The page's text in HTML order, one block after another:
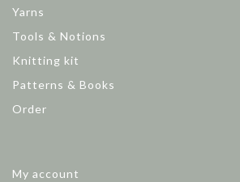
Yarns
Tools & Notions
Knitting kit
Patterns & Books
Order
My account